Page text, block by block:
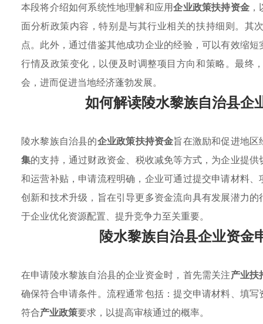
本段将介绍如何系统性地理解和应用企业政策扶持资金
面分析政策内容，特别是与其行业相关的扶持细则。其
点。此外，通过借鉴其他成功企业的经验，可以有效缩
行情及政策变化，以便及时调整项目方向和策略。最终
会，进而促进当地经济蓬勃发展。
如何解读陵水黎族自治县企
陵水黎族自治县的企业政策扶持资金旨在激励和促进地
集的支持，通过财政资金、税收减免等方式，为企业提
和运营补贴，申请流程明确，企业可通过提交申请材料
创新和技术升级，旨在引导更多资金流向具有发展潜力
于企业优化资源配置、提升竞争力至关重要。
陵水黎族自治县企业资金
在申请陵水黎族自治县的企业资金时，首先需关注产业扶
确保符合申请条件。流程通常包括：提交申请材料、填
符合产业政策要求，以提高审核通过的概率。